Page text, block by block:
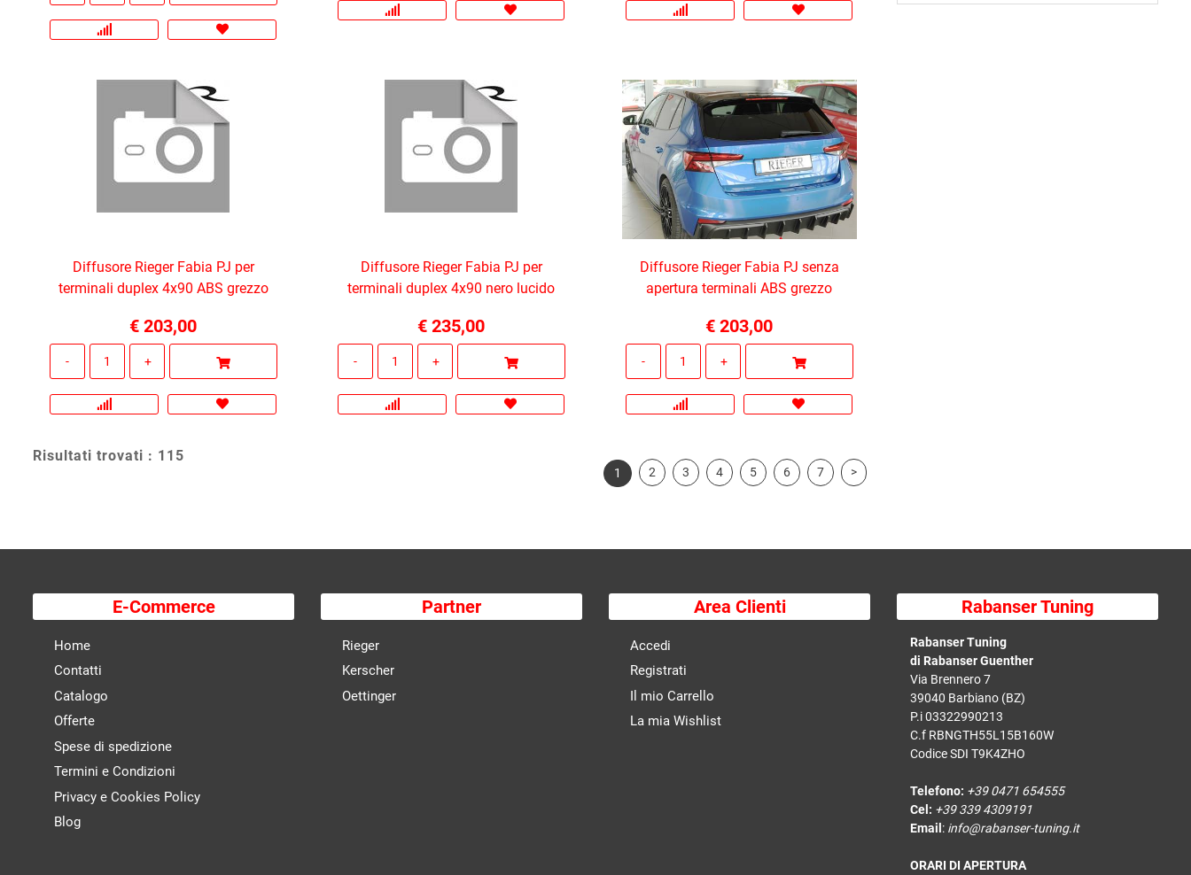
Diffusore Rieger Fabia PJ per
terminali duplex 4x90 ABS grezzo
€ 203,00
Diffusore Rieger Fabia PJ per
terminali duplex 4x90 nero lucido
€ 235,00
Diffusore Rieger Fabia PJ senza
apertura terminali ABS grezzo
€ 203,00
Risultati trovati : 115
1 2 3 4 5 6 7 >
E-Commerce
Home
Contatti
Catalogo
Offerte
Spese di spedizione
Termini e Condizioni
Privacy e Cookies Policy
Blog
Partner
Rieger
Kerscher
Oettinger
Area Clienti
Accedi
Registrati
Il mio Carrello
La mia Wishlist
Rabanser Tuning
Rabanser Tuning
di Rabanser Guenther
Via Brennero 7
39040 Barbiano (BZ)
P.i 03322990213
C.f RBNGTH55L15B160W
Codice SDI T9K4ZHO
Telefono: +39 0471 654555
Cel: +39 339 4309191
Email: info@rabanser-tuning.it
ORARI DI APERTURA